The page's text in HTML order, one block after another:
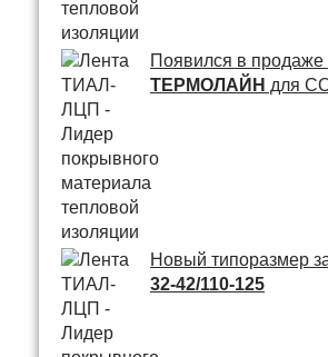
Появился в продаже
ТЕРМОЛАЙН для
Новый типоразмер
32-42/110-125